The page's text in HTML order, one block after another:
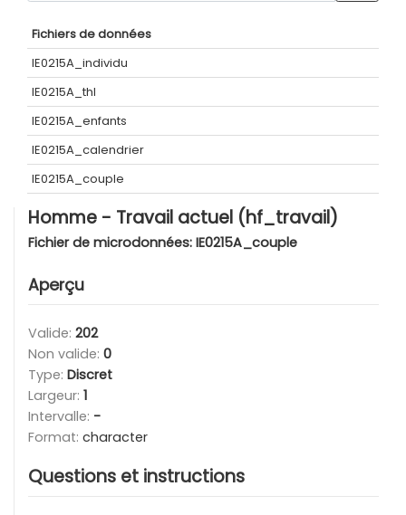
Fichiers de données
IE0215A_individu
IE0215A_thl
IE0215A_enfants
IE0215A_calendrier
IE0215A_couple
Homme - Travail actuel (hf_travail)
Fichier de microdonnées: IE0215A_couple
Aperçu
Valide: 202
Non valide: 0
Type: Discret
Largeur: 1
Intervalle: -
Format: character
Questions et instructions